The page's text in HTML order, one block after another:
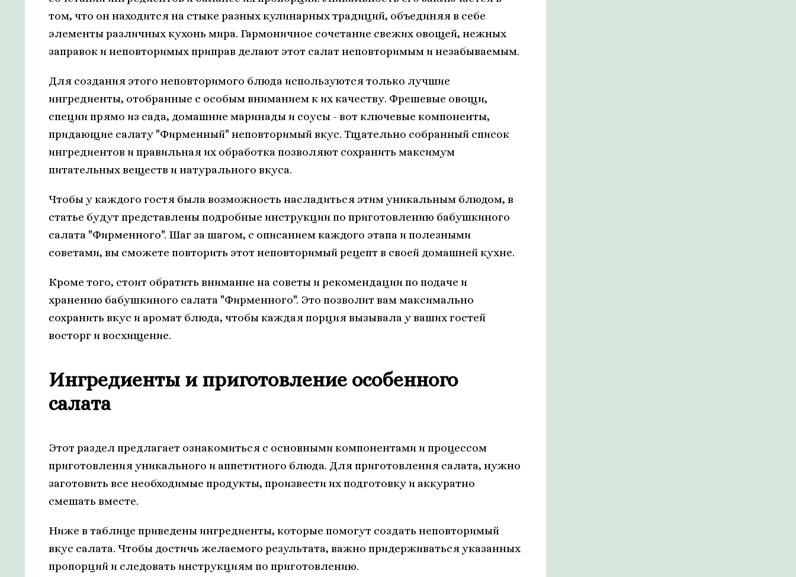
том, что он находится на стыке разных кулинарных традиций, объединяя в себе
элементы различных кухонь мира. Гармоничное сочетание свежих овощей, нежных
заправок и неповторимых приправ делают этот салат неповторимым и незабываемым.
Для создания этого неповторимого блюда используются только лучшие
ингредиенты, отобранные с особым вниманием к их качеству. Фрешевые овощи,
специи прямо из сада, домашние маринады и соусы - вот ключевые компоненты,
придающие салату "Фирменный" неповторимый вкус. Тщательно собранный список
ингредиентов и правильная их обработка позволяют сохранить максимум
питательных веществ и натурального вкуса.
Чтобы у каждого гостя была возможность насладиться этим уникальным блюдом, в
статье будут представлены подробные инструкции по приготовлению бабушкиного
салата "Фирменного". Шаг за шагом, с описанием каждого этапа и полезными
советами, вы сможете повторить этот неповторимый рецепт в своей домашней кухне.
Кроме того, стоит обратить внимание на советы и рекомендации по подаче и
хранению бабушкиного салата "Фирменного". Это позволит вам максимально
сохранить вкус и аромат блюда, чтобы каждая порция вызывала у ваших гостей
восторг и восхищение.
Ингредиенты и приготовление особенного
салата
Этот раздел предлагает ознакомиться с основными компонентами и процессом
приготовления уникального и аппетитного блюда. Для приготовления салата, нужно
заготовить все необходимые продукты, произвести их подготовку и аккуратно
смешать вместе.
Ниже в таблице приведены ингредиенты, которые помогут создать неповторимый
вкус салата. Чтобы достичь желаемого результата, важно придерживаться указанных
пропорций и следовать инструкциям по приготовлению.